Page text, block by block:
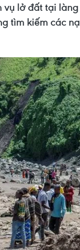
vụ lở đất tại
tìm kiếm các